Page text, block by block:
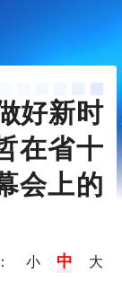
好新时
在省十
会上的
小 中 大